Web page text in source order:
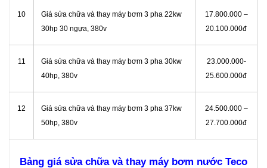
10
Giá sửa chữa và thay máy bơm 3 pha 22kw
30hp 30 ngựa, 380v
17.800.000 –
20.100.000đ
11
Giá sửa chữa và thay máy bơm 3 pha 30kw
40hp, 380v
23.000.000-
25.600.000đ
12
Giá sửa chữa và thay máy bơm 3 pha 37kw
50hp, 380v
24.500.000 –
27.700.000đ
Bảng giá sửa chữa và thay máy bơm nước Teco